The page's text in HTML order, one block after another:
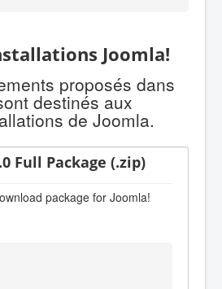
Joomla!
proposés dans
destinés aux
de Joomla.
Full Package (.zip)
package for Joomla!